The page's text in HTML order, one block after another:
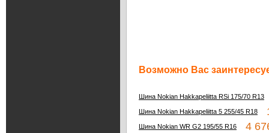
Возможно Вас
Шина Nokian Hakkapeliitta RSi 175/70 R13
Шина Nokian Hakkapeliitta 5 255/45 R18
Шина Nokian WR G2 195/55 R16 4